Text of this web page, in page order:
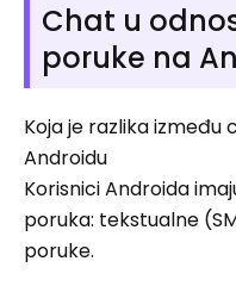
Chat u
poruke na
Koja je razlika
Androidu
Korisnici Androida
poruka: tekstualne
poruke.